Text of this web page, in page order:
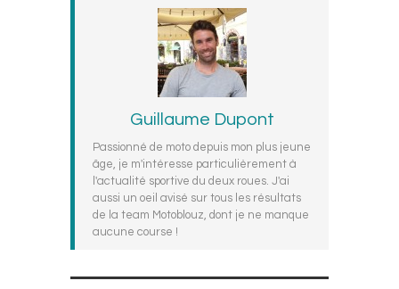
Guillaume Dupont
Passionné de moto depuis mon plus jeune
âge, je m'intéresse particulièrement à
l'actualité sportive du deux roues. J'ai
aussi un oeil avisé sur tous les résultats
de la team Motoblouz, dont je ne manque
aucune course !